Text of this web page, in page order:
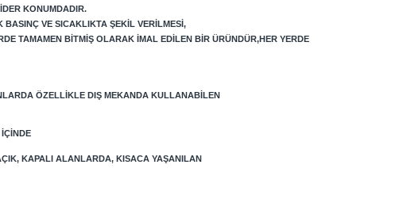
KONUMDADIR.
VE SICAKLIKTA ŞEKIL VERILMESI,
TAMAMEN BITMIŞ OLARAK IMAL EDILEN BIR ÜRÜNDÜR,HER YERDE
ÖZELLIKLE DIŞ MEKANDA KULLANABILEN
KAPALI ALANLARDA, KISACA YAŞANILAN